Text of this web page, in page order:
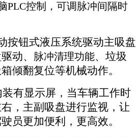
PLC控制，可调脉冲间隔时
按钮式液压系统驱动主吸盘
动、
脉冲清理功能、垃圾
倾翻复位等机械动作。
装有显示屏，当车辆工作时
，主副吸盘进行监视，让
员更加便利，更高效。